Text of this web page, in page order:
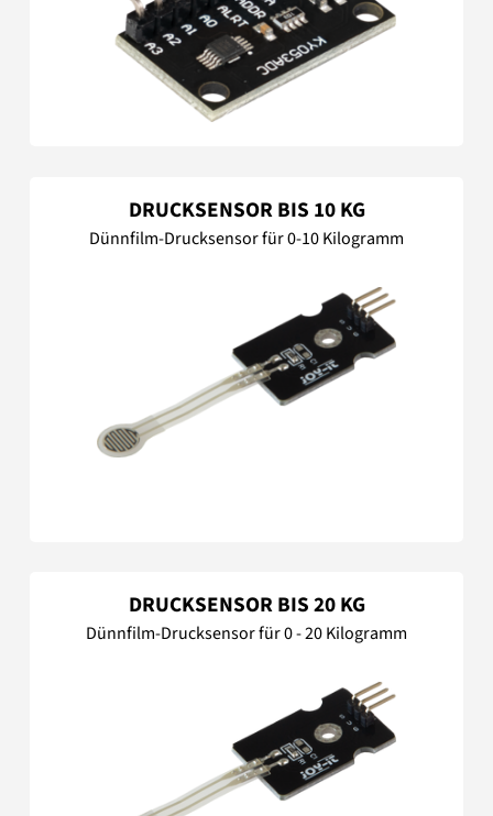
DRUCKSENSOR BIS 10 KG
Dünnfilm-Drucksensor für 0-10 Kilogramm
DRUCKSENSOR BIS 20 KG
Dünnfilm-Drucksensor für 0 - 20 Kilogramm